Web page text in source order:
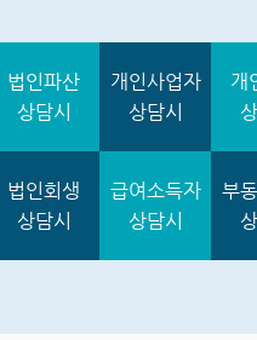
절차에서의 근저당...
않고 신고하지도 ...
회생법 제126조...
의 처리
으로 인정받을 수...
금융리스 vs. 운...
보증채무의 소멸 ...
유의할 점
권, 공익채권의 ...
처리
법인파산
상담시
개인사업자
상담시
개
법인회생
상담시
급여소득자
상담시
부